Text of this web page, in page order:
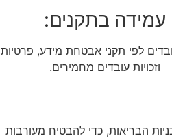
עמידה בתקנים:
לפי תקני אבטחת מידע, פרטיות
וזכויות עובדים מחמירים.
הבריאות, כדי להבטיח מעורבות